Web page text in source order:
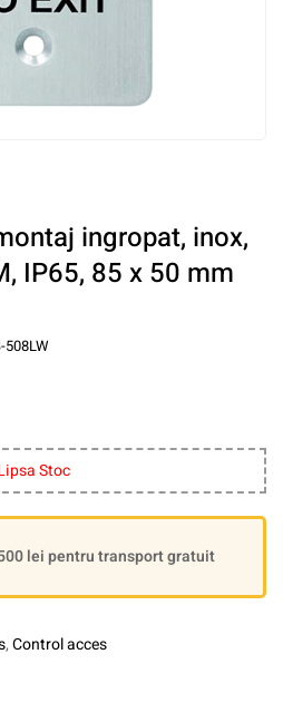
ingropat, inox,
IP65, 85 x 50 mm
508LW
Stoc
lei pentru transport gratuit
,Control acces